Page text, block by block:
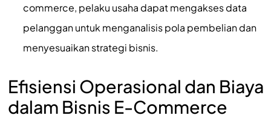
commerce, pelaku usaha dapat mengakses data
pelanggan untuk menganalisis pola pembelian dan
menyesuaikan strategi bisnis.
Efisiensi Operasional dan Biaya
dalam Bisnis E-Commerce